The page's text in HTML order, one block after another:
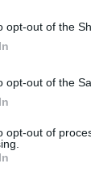
opt-out of the
opt-out of the
opt-out of
γραμμής
της